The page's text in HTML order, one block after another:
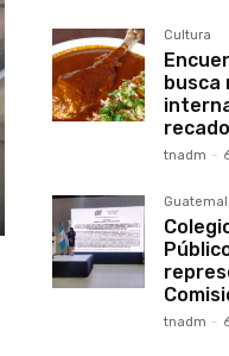
Cultura
busca
tnadm -
tnadm -